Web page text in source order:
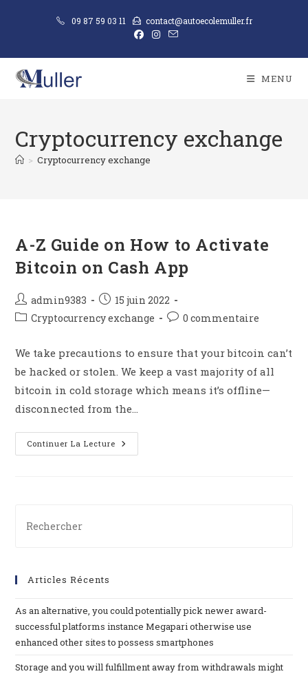
09 87 59 03 11 contact@autoecolemuller.fr
MENU
Cryptocurrency exchange
> Cryptocurrency exchange
A-Z Guide on How to Activate
Bitcoin on Cash App
admin9383
15 juin 2022
Cryptocurrency exchange
0 commentaire
We take precautions to ensure that your bitcoin can’t
be hacked or stolen. We keep a vast majority of all
bitcoin in cold storage which means it’s offline—
disconnected from the…
Continuer La Lecture
Articles Récents
As an alternative, you could potentially pick newer award-
successful platforms instance Megapari otherwise use
enhanced other sites to possess smartphones
Storage and you will fulfillment away from withdrawals might